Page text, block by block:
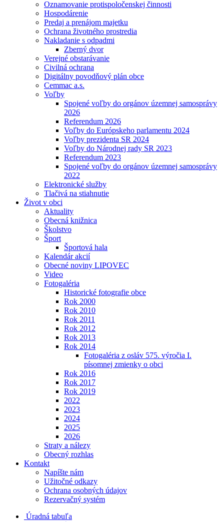
Oznamovanie protispoločenskej činnosti
Hospodárenie
Predaj a prenájom majetku
Ochrana životného prostredia
Nakladanie s odpadmi
Zberný dvor
Verejné obstarávanie
Civilná ochrana
Digitálny povodňový plán obce
Cemmac a.s.
Voľby
Spojené voľby do orgánov územnej samosprávy
2026
Referendum 2026
Voľby do Európskeho parlamentu 2024
Voľby prezidenta SR 2024
Voľby do Národnej rady SR 2023
Referendum 2023
Spojené voľby do orgánov územnej samosprávy
2022
Elektronické služby
Tlačivá na stiahnutie
Život v obci
Aktuality
Obecná knižnica
Školstvo
Šport
Športová hala
Kalendár akcií
Obecné noviny LIPOVEC
Video
Fotogaléria
Historické fotografie obce
Rok 2000
Rok 2010
Rok 2011
Rok 2012
Rok 2013
Rok 2014
Fotogaléria z osláv 575. výročia I.
písomnej zmienky o obci
Rok 2016
Rok 2017
Rok 2019
2022
2023
2024
2025
2026
Straty a nálezy
Obecný rozhlas
Kontakt
Napíšte nám
Užitočné odkazy
Ochrana osobných údajov
Rezervačný systém
Úradná tabuľa